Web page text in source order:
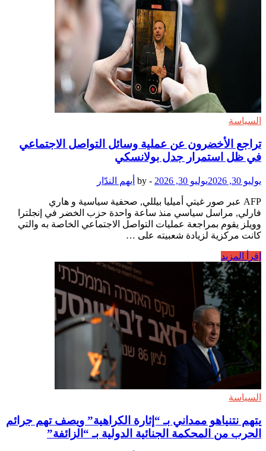
دقيقة
السياسة
تراجع الأخضرون عن عملية وسائل التواصل الاجتماعي
في ظل استمرار جدل بولانسكي
يوليو 30, 2026 يوليو 30, 2026 -
by أيهم الندّار
AFP عبر صور غيتي أميليا بيللي, صحفية سياسية و هاري
فارلي, مراسل سياسي منذ ساعة واحدة حزب الخضر في إنجلترا
وويلز يقوم بمراجعة عمليات التواصل الاجتماعي الخاصة به والتي
كانت مركزية لزيادة شعبيته على …
تراجع
الأخضرون
عن
عملية
وسائل
التواصل
الاجتماعي
ظل
استمرار
جدل
بولانسكي
إقرأ المزيد
السياسة
يتهم نتنياهو ممداني بـ “إثارة الكراهية” ويصف تهم جرائم
الحرب من المحكمة الجنائية الدولية بـ “الزائفة”